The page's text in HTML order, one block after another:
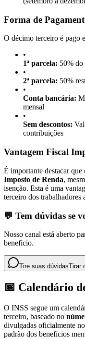
Forma de
O décimo terceiro é pago
•
1ª parcela: 50% do
•
2ª parcela: 50%
•
Conta bancária:
mensal
•
Sem descontos:
contribuições
Vantagem Fiscal
É importante destacar
Imposto de Renda,
isenção. Esta é uma
terceiro dos trabalhadores
💬 Tem dúvidas se
Nosso canal está aberto
benefício.
Tire suas dúvidasTirar
📅 Calendário
O INSS segue um
terceiro, baseado no
divulgadas oficialmente
padrão dos benefícios